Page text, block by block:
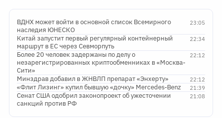
23:05
ВДНХ может войти в основной список Всемирного
наследия ЮНЕСКО
22:34
Китай запустит первый регулярный контейнерный
маршрут в ЕС через Севморпуть
22:12
Более 20 человек задержаны по делу о
незарегистрированных криптообменниках в «Москва-
Сити»
22:12
Минздрав добавил в ЖНВЛП препарат «Энхерту»
21:39
«Флит Лизинг» купил бывшую «дочку» Mercedes-Benz
21:08
Сенат США одобрил законопроект об ужесточении
санкций против РФ